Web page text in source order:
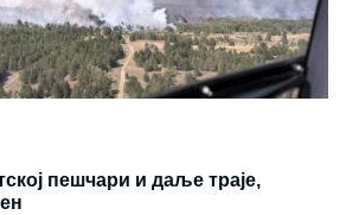
пешчари и даље траје,